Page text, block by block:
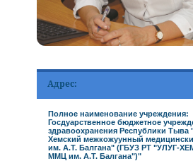
Адрес:
Полное наименование учреждения:
Госдуарственное бюджетное
здравоохранения Республики Тыва
Хемский межкожуунный
им. А.Т. Балгана" (ГБУЗ РТ "УЛУГ-
ММЦ им. А.Т. Балгана")"